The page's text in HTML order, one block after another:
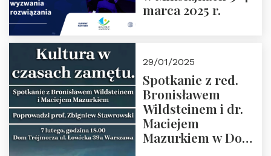
marca 2025 r.
29/01/2025
Spotkanie z red.
Bronisławem
Wildsteinem i dr.
Maciejem
Mazurkiem w Domu